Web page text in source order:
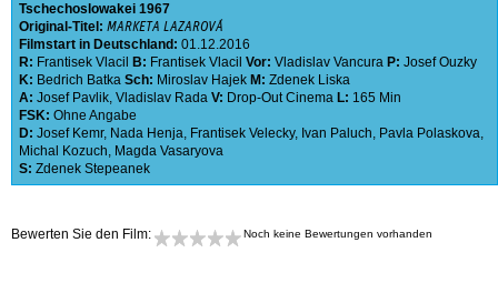
Tschechoslowakei 1967
Original-Titel: MARKETA LAZAROVÁ
Filmstart in Deutschland: 01.12.2016
R: Frantisek Vlacil B: Frantisek Vlacil Vor: Vladislav Vancura P: Josef Ouzky
K: Bedrich Batka Sch: Miroslav Hajek M: Zdenek Liska
A: Josef Pavlik, Vladislav Rada V: Drop-Out Cinema L: 165 Min
FSK: Ohne Angabe
D: Josef Kemr, Nada Henja, Frantisek Velecky, Ivan Paluch, Pavla Polaskova,
Michal Kozuch, Magda Vasaryova
S: Zdenek Stepeanek
Bewerten Sie den Film: Noch keine Bewertungen vorhanden